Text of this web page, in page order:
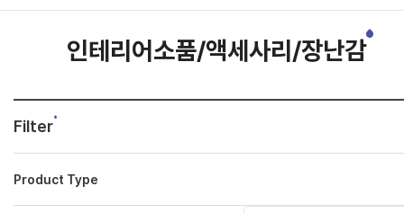
인테리어소품/액세사리/장난감
Filter
Product Type